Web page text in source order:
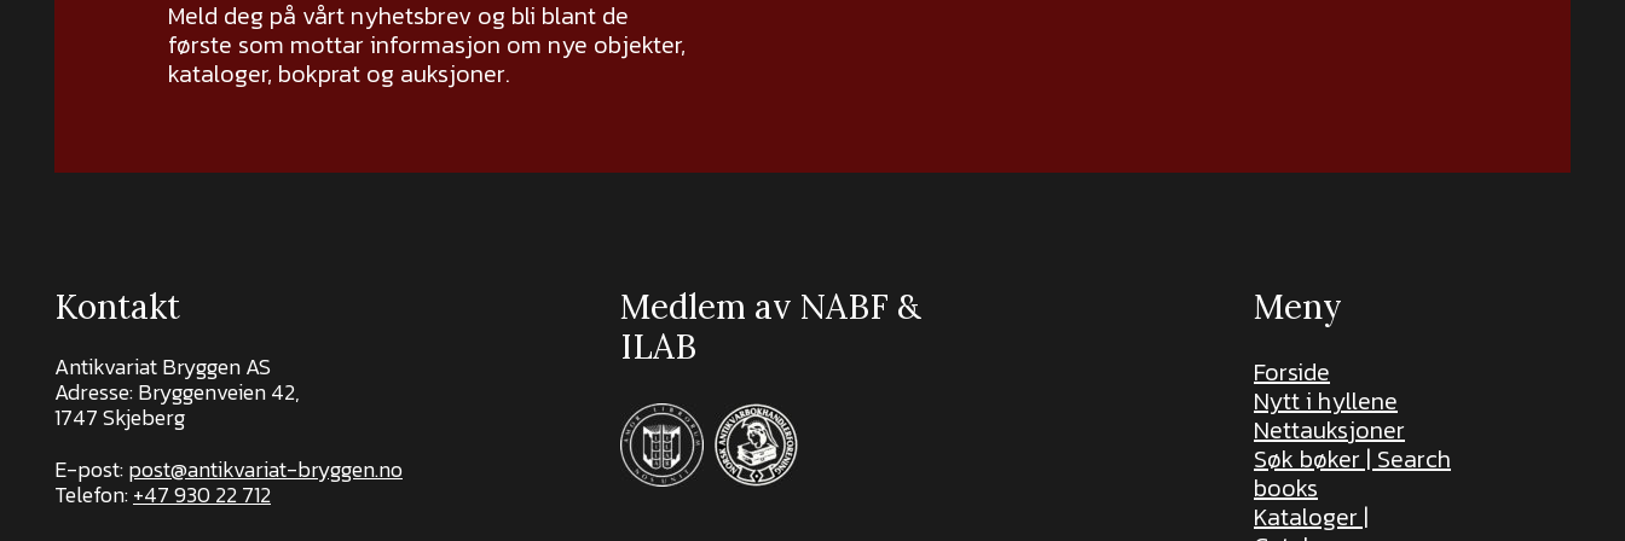
Meld deg på vårt nyhetsbrev og bli blant de
første som mottar informasjon om nye objekter,
kataloger, bokprat og auksjoner.
Kontakt
Antikvariat Bryggen AS
Adresse: Bryggenveien 42,
1747 Skjeberg
E-post:post@antikvariat-bryggen.no
Telefon:+47 930 22 712
Medlem av NABF &
ILAB
Meny
Forside
Nytt i hyllene
Nettauksjoner
Søk bøker | Search
books
Kataloger |